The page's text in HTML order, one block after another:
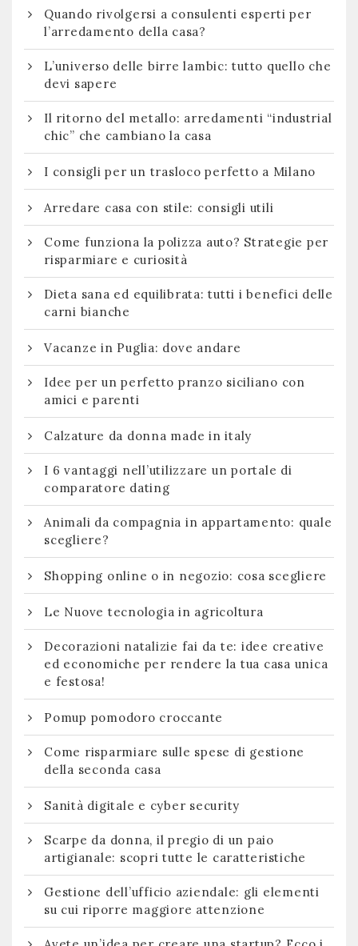
Quando rivolgersi a consulenti esperti per
l’arredamento della casa?
L’universo delle birre lambic: tutto quello che
devi sapere
Il ritorno del metallo: arredamenti “industrial
chic” che cambiano la casa
I consigli per un trasloco perfetto a Milano
Arredare casa con stile: consigli utili
Come funziona la polizza auto? Strategie per
risparmiare e curiosità
Dieta sana ed equilibrata: tutti i benefici delle
carni bianche
Vacanze in Puglia: dove andare
Idee per un perfetto pranzo siciliano con
amici e parenti
Calzature da donna made in italy
I 6 vantaggi nell’utilizzare un portale di
comparatore dating
Animali da compagnia in appartamento: quale
scegliere?
Shopping online o in negozio: cosa scegliere
Le Nuove tecnologia in agricoltura
Decorazioni natalizie fai da te: idee creative
ed economiche per rendere la tua casa unica
e festosa!
Pomup pomodoro croccante
Come risparmiare sulle spese di gestione
della seconda casa
Sanità digitale e cyber security
Scarpe da donna, il pregio di un paio
artigianale: scopri tutte le caratteristiche
Gestione dell’ufficio aziendale: gli elementi
su cui riporre maggiore attenzione